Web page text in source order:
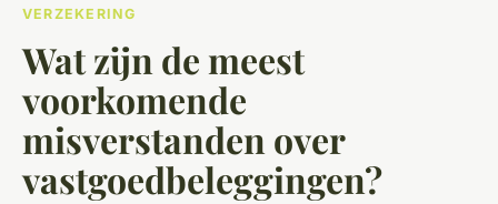
VERZEKERING
Wat zijn de meest
voorkomende
misverstanden over
vastgoedbeleggingen?